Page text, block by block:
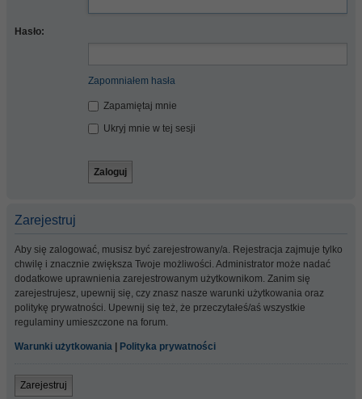
Hasło:
Zapomniałem hasła
Zapamiętaj mnie
Ukryj mnie w tej sesji
Zarejestruj
Aby się zalogować, musisz być zarejestrowany/a. Rejestracja zajmuje tylko
chwilę i znacznie zwiększa Twoje możliwości. Administrator może nadać
dodatkowe uprawnienia zarejestrowanym użytkownikom. Zanim się
zarejestrujesz, upewnij się, czy znasz nasze warunki użytkowania oraz
politykę prywatności. Upewnij się też, że przeczytałeś/aś wszystkie
regulaminy umieszczone na forum.
Warunki użytkowania Polityka prywatności
Zarejestruj